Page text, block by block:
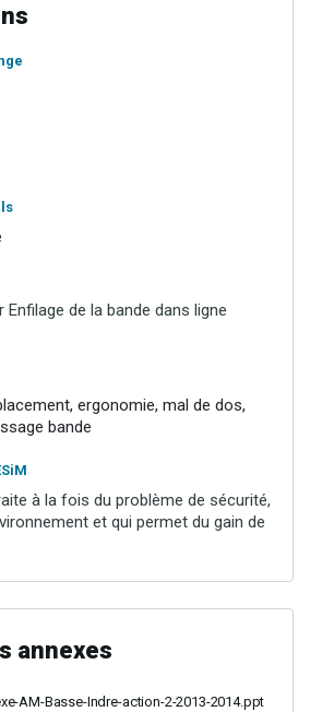
Enfilage de la bande dans ligne
ergonomie, mal de dos,
bande
à la fois du problème de sécurité,
et qui permet du gain de
annexes
AM-Basse-Indre-action-2-2013-2014.ppt